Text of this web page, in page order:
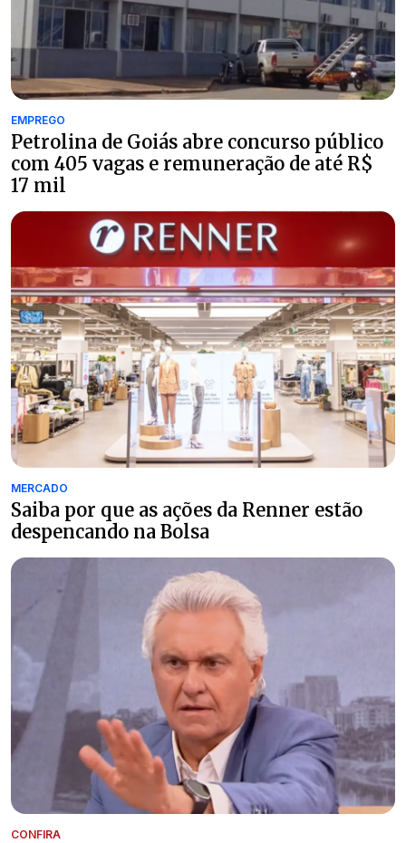
EMPREGO
Petrolina de Goiás abre concurso público
com 405 vagas e remuneração de até R$
17 mil
MERCADO
Saiba por que as ações da Renner estão
despencando na Bolsa
CONFIRA